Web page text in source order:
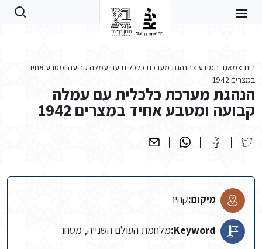
בית מאגר המידע
הנהגת מערכת כלכלית עם עמלה קבועה ומטבע אחיד
במצרים 1942
הנהגת מערכת כלכלית עם עמלה
קבועה ומטבע אחיד במצרים 1942
מיקום:קהיר
Keyword: מלחמת העולם השנייה, מסחר